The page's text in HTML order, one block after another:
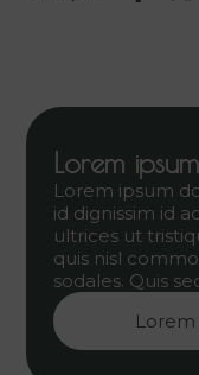
Lorem
Lorem ipsum
id dignissim id
ultrices ut
quis nisl
sodales. Quis